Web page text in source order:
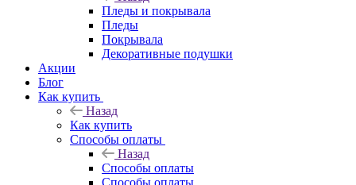
Пледы и покрывала
Пледы
Покрывала
Декоративные подушки
Акции
Блог
Как купить
Назад
Как купить
Способы оплаты
Назад
Способы оплаты
Способы оплаты